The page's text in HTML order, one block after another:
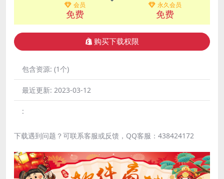
会员
免费
永久会员
免费
购买下载权限
包含资源: (1个)
最近更新: 2023-03-12
:
下载遇到问题？可联系客服或反馈，QQ客服：438424172